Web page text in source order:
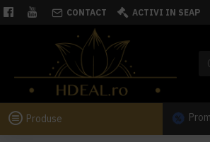
CONTACT ACTIVI IN SEAP
Produse